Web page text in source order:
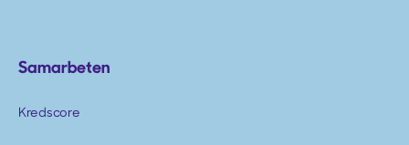
Samarbeten
Kredscore